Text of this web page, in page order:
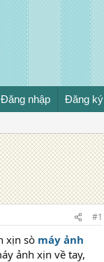
Đăng nhập Đăng ký
#1
xịn sò máy ảnh
ảnh xịn về tay,